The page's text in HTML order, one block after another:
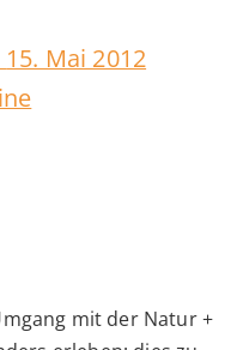
15. Mai 2012
mit der Natur +